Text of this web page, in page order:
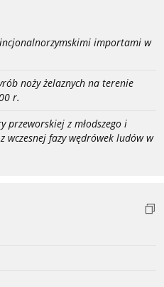
importami w
noży żelaznych na terenie
r.
przeworskiej z młodszego i
wczesnej fazy wędrówek ludów w